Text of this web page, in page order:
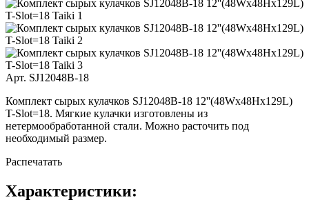
Арт. SJ12048B-18
Комплект сырых кулачков SJ12048B-18 12''(48Wx48Hx129L)
T-Slot=18. Мягкие кулачки изготовлены из
нетермообработанной стали. Можно расточить под
необходимый размер.
Распечатать
Характеристики: